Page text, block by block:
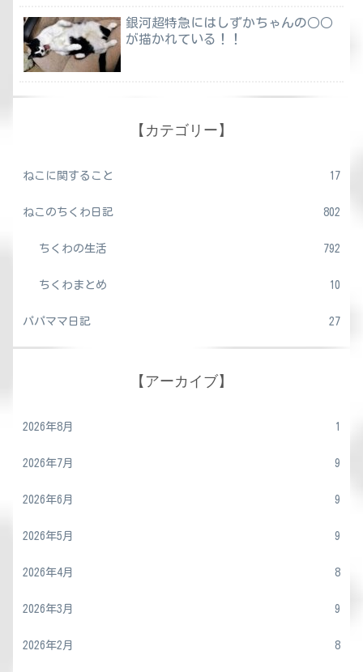
銀河超特急にはしずかちゃんの○○
が描かれている！！
【カテゴリー】
ねこに関すること 17
ねこのちくわ日記 802
ちくわの生活 792
ちくわまとめ 10
パパママ日記 27
【アーカイブ】
2026年8月 1
2026年7月 9
2026年6月 9
2026年5月 9
2026年4月 8
2026年3月 9
2026年2月 8